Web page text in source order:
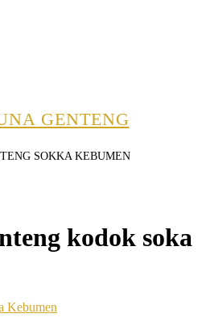
GENTENG
SOKKA KEBUMEN
kodok soka
Kebumen